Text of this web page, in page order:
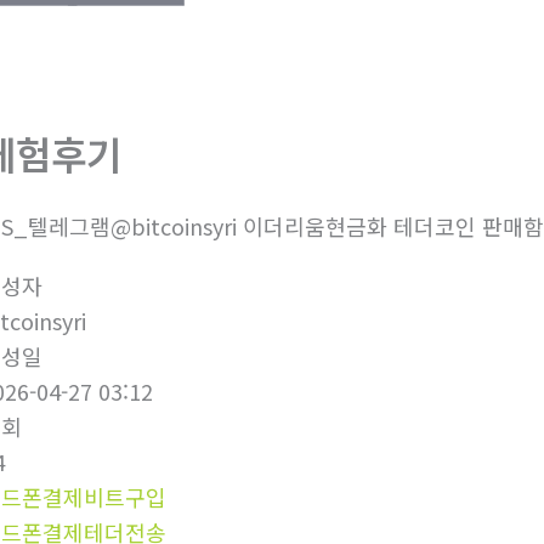
험후기
텔레그램@bitcoinsyri 이더리움현금화 테더코인 판매
자
일
04-27 03:12
폰결제비트구입
폰결제테더전송